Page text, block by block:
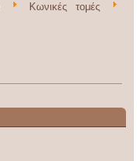
Κωνικές τομές